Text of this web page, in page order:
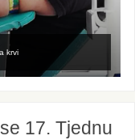
krvi
17. Tjednu